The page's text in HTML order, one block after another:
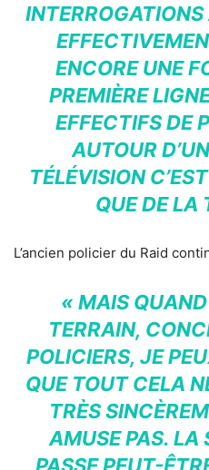
ENCORE UNE
PREMIÈRE
EFFECTIFS DE
AUTOUR
TÉLÉVISION
QUE DE LA
L’ancien policier du Raid
« MAIS
TERRAIN,
POLICIERS, JE
QUE TOUT CELA
TRÈS
AMUSE PAS. LA